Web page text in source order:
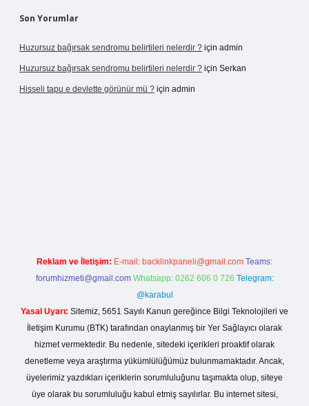
Son Yorumlar
Huzursuz bağırsak sendromu belirtileri nelerdir ? için admin
Huzursuz bağırsak sendromu belirtileri nelerdir ? için Serkan
Hisseli tapu e devlette görünür mü ? için admin
Reklam ve İletişim: E-mail: backlinkpaneli@gmail.com Teams:
forumhizmeti@gmail.com Whatsapp: 0262 606 0 726 Telegram:
@karabul
Yasal Uyarı: Sitemiz, 5651 Sayılı Kanun gereğince Bilgi Teknolojileri ve
İletişim Kurumu (BTK) tarafından onaylanmış bir Yer Sağlayıcı olarak
hizmet vermektedir. Bu nedenle, sitedeki içerikleri proaktif olarak
denetleme veya araştırma yükümlülüğümüz bulunmamaktadır. Ancak,
üyelerimiz yazdıkları içeriklerin sorumluluğunu taşımakta olup, siteye
üye olarak bu sorumluluğu kabul etmiş sayılırlar. Bu internet sitesi,